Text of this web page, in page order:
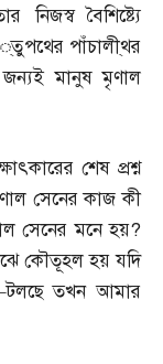
বৈশিষ্ট্যে
্তুপথের পাঁচালী্থর
মানুষ মৃণাল
শেষ প্রশ্ন
সেনের কাজ কী
সেনের মনে হয়?
কৌতূহল হয় যদি
টলছে তখন আমার